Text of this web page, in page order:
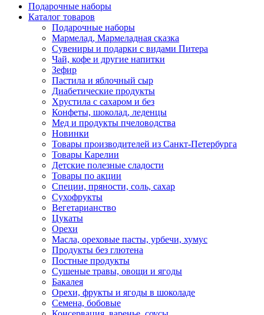
Подарочные наборы
Каталог товаров
Подарочные наборы
Мармелад, Мармеладная сказка
Сувениры и подарки с видами Питера
Чай, кофе и другие напитки
Зефир
Пастила и яблочный сыр
Диабетические продукты
Хрустила с сахаром и без
Конфеты, шоколад, леденцы
Мед и продукты пчеловодства
Новинки
Товары производителей из Санкт-Петербурга
Товары Карелии
Детские полезные сладости
Товары по акции
Специи, пряности, соль, сахар
Сухофрукты
Вегетарианство
Цукаты
Орехи
Масла, ореховые пасты, урбечи, хумус
Продукты без глютена
Постные продукты
Сушеные травы, овощи и ягоды
Бакалея
Орехи, фрукты и ягоды в шоколаде
Семена, бобовые